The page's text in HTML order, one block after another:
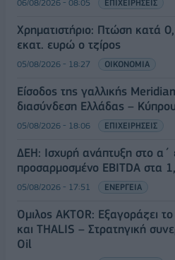
06/08/2026 - 08:05 ΕΠΙΧΕΙΡΗΣΕΙΣ
Χρηματιστήριο: Πτώση κατά
εκατ. ευρώ ο τζίρος
05/08/2026 - 18:27 ΟΙΚΟΝΟΜΙΑ
Είσοδος της γαλλικής
διασύνδεση Ελλάδας – Κύπρου
05/08/2026 - 18:06 ΕΠΙΧΕΙΡΗΣΕΙΣ
ΔΕΗ: Ισχυρή ανάπτυξη στο
προσαρμοσμένο EBITDA στα
05/08/2026 - 17:51 ΕΝΕΡΓΕΙΑ
Όμιλος AKTOR: Εξαγοράζει
και THALIS – Στρατηγική
Oil